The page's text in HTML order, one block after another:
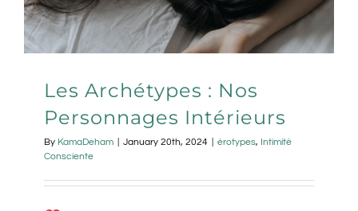
Les Archétypes : Nos
Personnages Intérieurs
By KamaDeham January 20th, 2024 érotypes, Intimité
Consciente